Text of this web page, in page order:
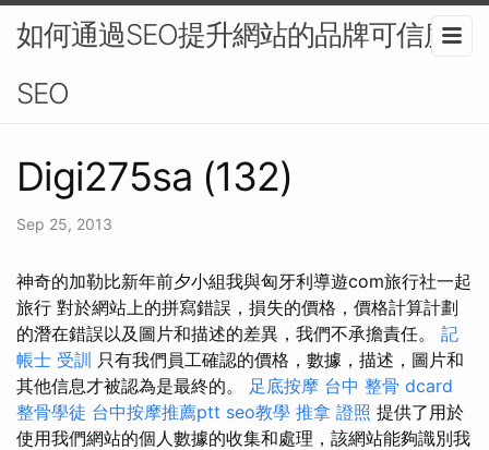
如何通過SEO提升網站的品牌可信度-
SEO
Digi275sa (132)
Sep 25, 2013
神奇的加勒比新年前夕小組我與匈牙利導遊com旅行社一起
旅行 對於網站上的拼寫錯誤，損失的價格，價格計算計劃
的潛在錯誤以及圖片和描述的差異，我們不承擔責任。 記
帳士 受訓 只有我們員工確認的價格，數據，描述，圖片和
其他信息才被認為是最終的。 足底按摩 台中 整骨 dcard
整骨學徒 台中按摩推薦ptt seo教學 推拿 證照 提供了用於
使用我們網站的個人數據的收集和處理，該網站能夠識別我